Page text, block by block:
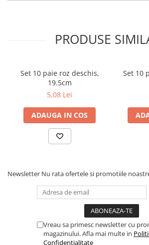
PRODUSE
Set 10 paie roz deschis,
19.5cm
5,08 Lei
ADAUGA IN COS
Set 10
Newsletter Nu rata ofertele si promotiile
Vreau sa primesc newsletter cu
magazinului. Afla mai multe in
Confidentialitate